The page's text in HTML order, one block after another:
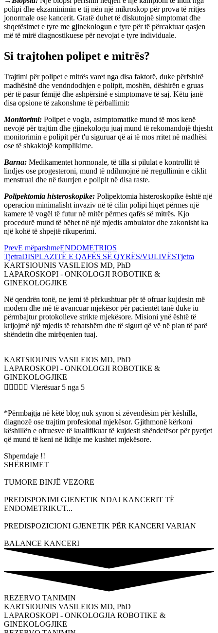
polipi dhe ekzaminimin e tij nën një mikroskop për prova të rritjes
jonormale ose kancerit. Gratë duhet të diskutojnë simptomat dhe
shqetësimet e tyre me gjinekologun e tyre për të përcaktuar qasjen
më të mirë diagnostikuese për nevojat e tyre individuale.
Si trajtohen polipet e mitrës?
Trajtimi për polipet e mitrës varet nga disa faktorë, duke përfshirë
madhësinë dhe vendndodhjen e polipit, moshën, dëshirën e gruas
për të pasur fëmijë dhe ashpërsinë e simptomave të saj. Këtu janë
disa opsione të zakonshme të përballimit:
Monitorimi: Polipet e vogla, asimptomatike mund të mos kenë
nevojë për trajtim dhe gjinekologu juaj mund të rekomandojë thjesht
monitorimin e polipit për t'u siguruar që ai të mos rritet në madhësi
ose të shkaktojë komplikime.
Barna: Medikamentet hormonale, të tilla si pilulat e kontrollit të
lindjes ose progesteroni, mund të ndihmojnë në rregullimin e ciklit
menstrual dhe në tkurrjen e polipit në disa raste.
Polipektomia histeroskopike: Polipektomia histeroskopike është një
operacion minimalisht invaziv në të cilin polipi hiqet përmes një
kamere të vogël të futur në mitër përmes qafës së mitrës. Kjo
procedurë mund të bëhet në një mjedis ambulator dhe zakonisht ka
një kohë të shpejtë rikuperimi.
PrevE mëparshmeENDOMETRIOS
TjetraDISPLAZITË E QAFËS SË QYRËS/VULIVËSTjetra
KARTSIOUNIS VASILEIOS MD, PhD
LAPAROSKOPI - ONKOLOGJI ROBOTIKE &
GINEKOLOGJIKE
Në qendrën tonë, ne jemi të përkushtuar për të ofruar kujdesin më
modern dhe më të avancuar mjekësor për pacientët tanë duke iu
përmbajtur protokolleve strikte mjekësore. Misioni ynë është të
krijojmë një mjedis të rehatshëm dhe të sigurt që vë në plan të parë
shëndetin dhe mirëqenien tuaj.
KARTSIOUNIS VASILEIOS MD, PhD
LAPAROSKOPI - ONKOLOGJI ROBOTIKE &
GINEKOLOGJIKE
     Vlerësuar 5 nga 5
*Përmbajtja në këtë blog nuk synon si zëvendësim për këshilla,
diagnozë ose trajtim profesional mjekësor. Gjithmonë kërkoni
këshillën e ofruesve të kualifikuar të kujdesit shëndetësor për pyetjet
që mund të keni në lidhje me kushtet mjekësore.
Shperndaje !!
SHËRBIMET
TUMORE BINJË VEZORE
PREDISPONIMI GJENETIK NDAJ KANCERIT TË
ENDOMETRIKUT...
PREDISPOZICIONI GJENETIK PËR KANCERI VARIAN
BALANCE KANCERI
REZERVO TANIMIN
KARTSIOUNIS VASILEIOS MD, PhD
LAPAROSKOPI - ONKOLOGJIA ROBOTIKE &
GINEKOLOGJIKE